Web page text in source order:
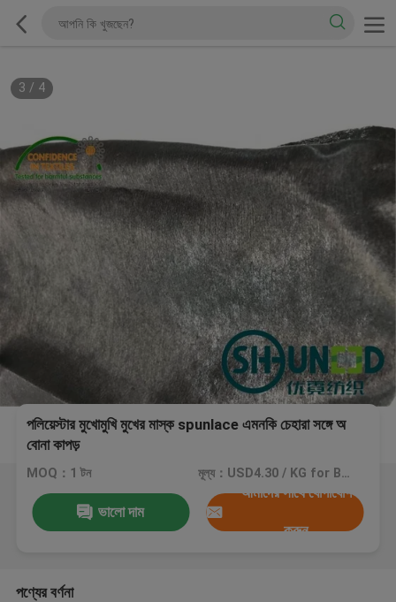
3 / 4
পলিয়েস্টার মুখোমুখি মুখের মাস্ক spunlace এমনকি চেহারা সঙ্গে অ
বোনা কাপড়
MOQ：1 টন মূল্য：USD4.30 / KG for Black USD3.30 / KG for White
ভালো দাম
আমাদের সাথে যোগাযোগ
করুন
পণ্যের বর্ণনা